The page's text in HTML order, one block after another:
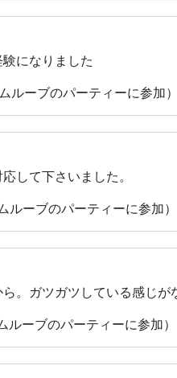
になりました
ーブのパーティーに参加）
して下さいました。
ーブのパーティーに参加）
。ガツガツしている感じが
ーブのパーティーに参加）